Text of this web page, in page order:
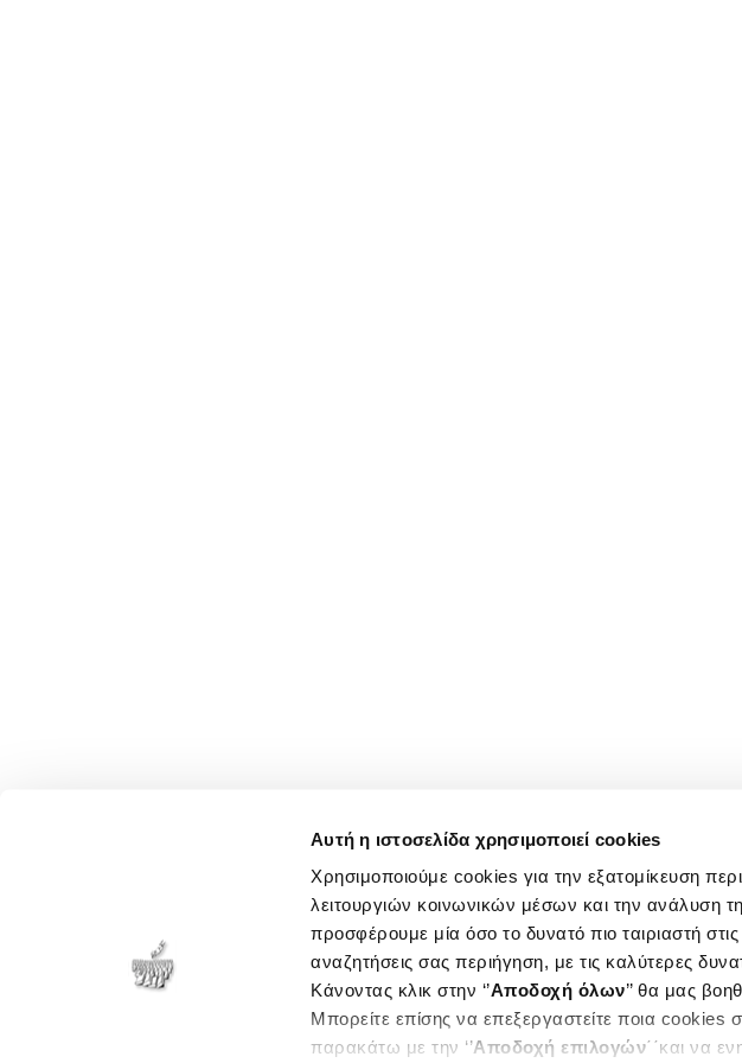
Αυτή η ιστοσελίδα χρησιμοποιεί cookies
Χρησιμοποιούμε cookies για την εξατομίκευση
λειτουργιών κοινωνικών μέσων και την ανάλυση
προσφέρουμε μία όσο το δυνατό πιο ταιριαστή
αναζητήσεις σας περιήγηση, με τις καλύτερες
Κάνοντας κλικ στην ‘’Αποδοχή όλων’’ θα μας
Μπορείτε επίσης να επεξεργαστείτε ποια cookies
παρακάτω με την ‘’Αποδοχή επιλογών΄΄και να